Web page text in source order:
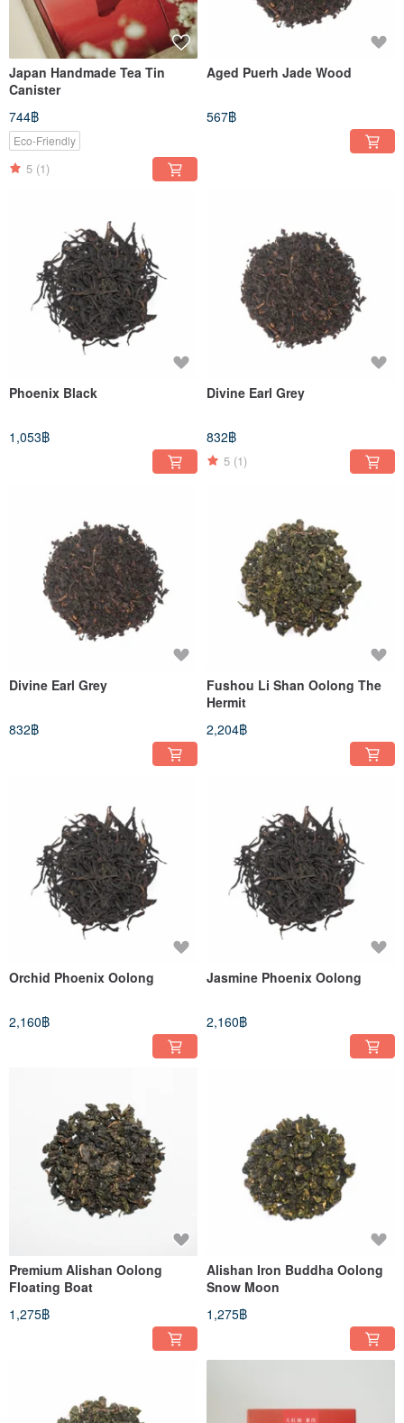
Japan Handmade Tea Tin
Canister
744฿
Eco-Friendly
5 (1)
Aged Puerh Jade Wood
567฿
Phoenix Black
1,053฿
Divine Earl Grey
832฿
5 (1)
Divine Earl Grey
832฿
Fushou Li Shan Oolong The
Hermit
2,204฿
Orchid Phoenix Oolong
2,160฿
Jasmine Phoenix Oolong
2,160฿
Premium Alishan Oolong
Floating Boat
1,275฿
Alishan Iron Buddha Oolong
Snow Moon
1,275฿